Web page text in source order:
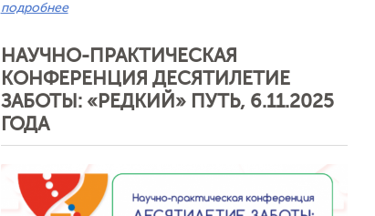
подробнее
НАУЧНО-ПРАКТИЧЕСКАЯ
КОНФЕРЕНЦИЯ ДЕСЯТИЛЕТИЕ
ЗАБОТЫ: «РЕДКИЙ» ПУТЬ, 6.11.2025
ГОДА